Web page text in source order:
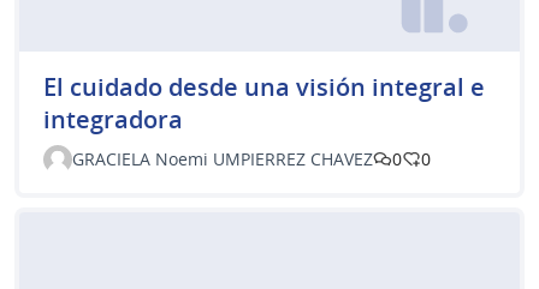
El cuidado desde una visión integral e
integradora
GRACIELA Noemi UMPIERREZ CHAVEZ 0 0